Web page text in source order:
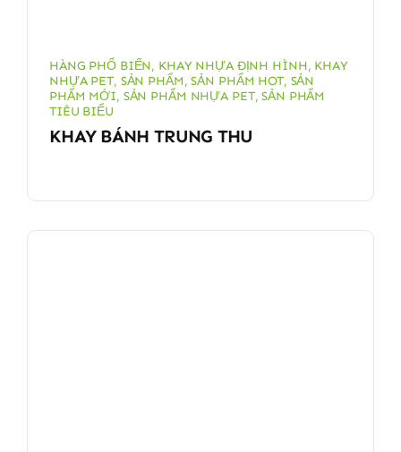
HÀNG PHỔ BIẾN, KHAY NHỰA ĐỊNH HÌNH, KHAY
NHỰA PET, SẢN PHẨM,SẢN PHẨM HOT, SẢN
PHẨM MỚI, SẢN PHẨM NHỰA PET,SẢN PHẨM
TIÊU BIỂU
KHAY BÁNH TRUNG THU